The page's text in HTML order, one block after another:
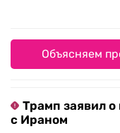
Объясняем
Трамп заявил о
с Ираном